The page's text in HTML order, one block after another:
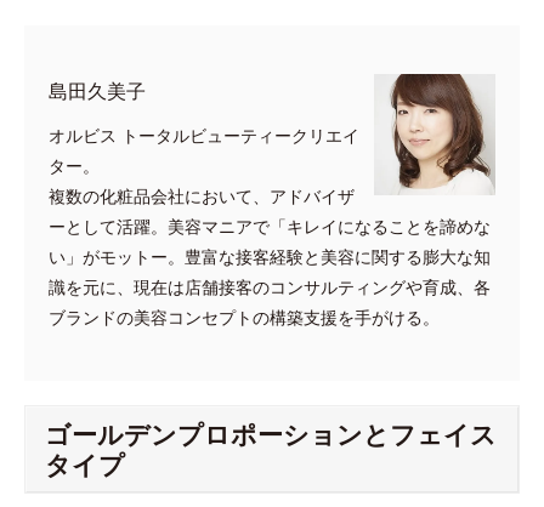
島田久美子
オルビス トータルビューティークリエイ
ター。
複数の化粧品会社において、アドバイザ
ーとして活躍。美容マニアで「キレイになることを諦めな
い」がモットー。豊富な接客経験と美容に関する膨大な知
識を元に、現在は店舗接客のコンサルティングや育成、各
ブランドの美容コンセプトの構築支援を手がける。
ゴールデンプロポーションとフェイス
タイプ